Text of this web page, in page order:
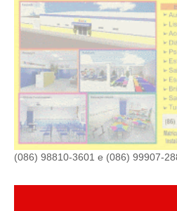
(086) 98810-3601 e (086) 99907-